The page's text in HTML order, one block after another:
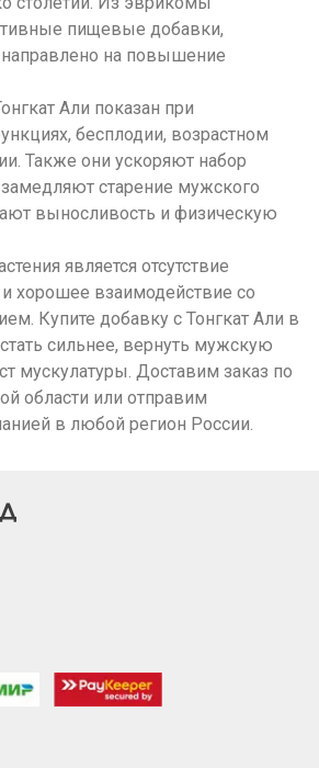
пищевые добавки,
на повышение
Али показан при
бесплодии, возрастном
Также они ускоряют набор
старение мужского
выносливость и физическую
является отсутствие
хорошее взаимодействие со
Купите добавку с Тонгкат Али в
сильнее, вернуть мужскую
мускулатуры. Доставим заказ по
области или отправим
в любой регион России.